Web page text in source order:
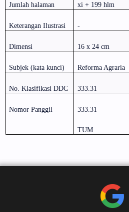
Jumlah halaman xi + 199 hlm
Keterangan Ilustrasi -
Dimensi 16 x 24 cm
Subjek (kata kunci) Reforma Agraria
No. Klasifikasi DDC 333.31
Nomor Panggil 333.31
TUM